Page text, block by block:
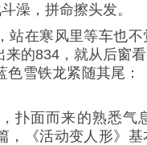
澡，拼命擦头发。
站在寒风里等车也
来的834，就从后窗
色雪铁龙紧随其尾：
扑面而来的熟悉气
，《活动变人形》